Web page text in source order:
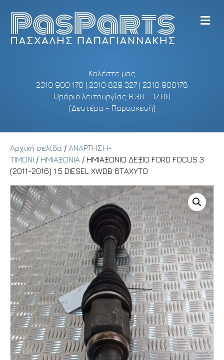
Καλέστε μας
2310 900 170 | 2310 829 327 | 2310 900178
Ωράριο λειτουργίας 8:30 - 17:00
(Δευτέρα - Παρασκευή)
M
e
Αρχική σελίδα / ΑΝΑΡΤΗΣΗ-
ΤΙΜΟΝΙ / ΗΜΙΑΞΟΝΙΑ / ΗΜΙΑΞΟΝΙΟ ΔΕΞΙΟ FORD FOCUS 3
(2011-2016) 1.5 DIESEL XWDB 6ΤΑΧΥΤΟ